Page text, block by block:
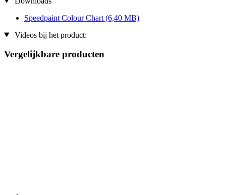
Speedpaint Colour Chart (6,40 MB)
Videos bij het product:
Vergelijkbare producten